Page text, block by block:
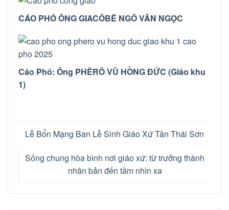
CÁO PHÓ ÔNG GIACÔBÊ NGÔ VĂN NGỌC
Cáo Phó: Ông PHÊRÔ VŨ HỒNG ĐỨC (Giáo khu
1)
Lễ Bổn Mạng Ban Lễ Sinh Giáo Xứ Tân Thái Sơn
Sống chung hòa bình nơi giáo xứ: từ trưởng thành
nhân bản đến tầm nhìn xa